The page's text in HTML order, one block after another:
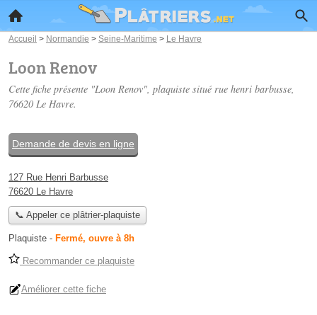
Accueil > Normandie > Seine-Maritime > Le Havre
Loon Renov
Cette fiche présente "Loon Renov", plaquiste situé rue henri barbusse,
76620 Le Havre.
Demande de devis en ligne
127 Rue Henri Barbusse
76620 Le Havre
📞 Appeler ce plâtrier-plaquiste
Plaquiste - Fermé, ouvre à 8h
Recommander ce plaquiste
Améliorer cette fiche